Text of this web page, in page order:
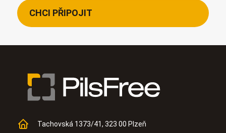
CHCI PŘIPOJIT
Tachovská 1373/41, 323 00 Plzeň